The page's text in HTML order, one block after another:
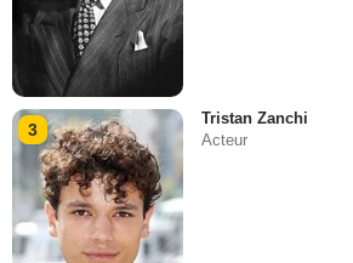
3
Tristan Zanchi
Acteur